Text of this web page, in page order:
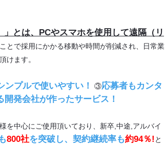
とは、PCやスマホを使用して遠隔（リ
とで採用にかかる移動や時間が削減され、日常業
けます。
ンプルで使いやすい！ ③応募者もカンタ
発会社が作ったサービス！
を中心にご使用頂いており、新卒,中途,アルバイ
800社を突破し、契約継続率も約94％! と